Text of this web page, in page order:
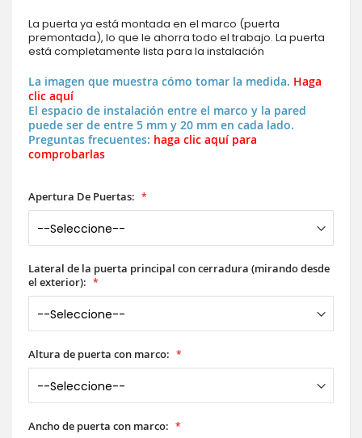
La puerta ya está montada en el marco (puerta
premontada), lo que le ahorra todo el trabajo. La puerta
está completamente lista para la instalación
La imagen que muestra cómo tomar la medida. Haga
clic aquí
El espacio de instalación entre el marco y la pared
puede ser de entre 5 mm y 20 mm en cada lado.
Preguntas frecuentes: haga clic aquí para
comprobarlas
Apertura De Puertas:
Lateral de la puerta principal con cerradura (mirando desde
el exterior):
Altura de puerta con marco:
Ancho de puerta con marco: